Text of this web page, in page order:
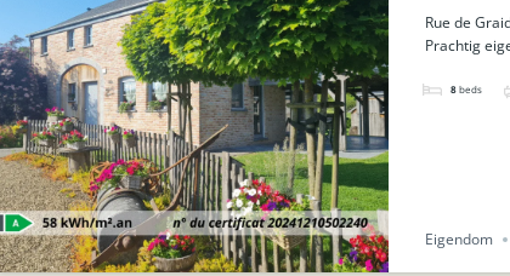
33a
Rue de
Prachtig
8 beds
Eigendom